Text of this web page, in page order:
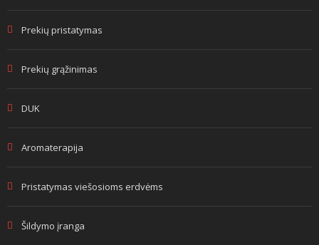
Prekių pristatymas
Prekių grąžinimas
DUK
Aromaterapija
Pristatymas viešosioms erdvėms
Šildymo įranga